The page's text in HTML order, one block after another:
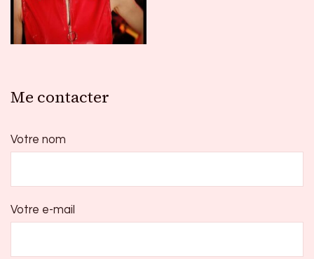
Me contacter
Votre nom
Votre e-mail